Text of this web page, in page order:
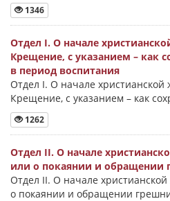
1346
Отдел I. О начале
Крещение, с указанием – как
в период воспитания
Отдел I. О начале христианской
Крещение, с указанием – как
1262
Отдел II. О начале
или о покаянии и обращении
Отдел II. О начале
о покаянии и обращении